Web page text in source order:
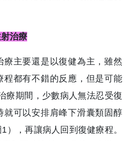
治療
療主要還是以復健為主，雖然
程都有不錯的反應，但是可能
療期間，少數病人無法忍受復
就可以安排肩峰下滑囊類固醇
），再讓病人回到復健療程。